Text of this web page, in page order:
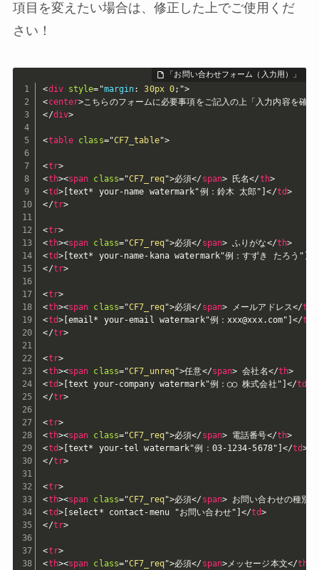
項目を変えたい場合は、修正した上でご使用くだ
さい！
<div style="margin: 30px 0; ">
<center>こちらのフォームに必要事項をご記入の上「入力内容を確
</div>
<table class="CF7_table">
<tr>
<th><span class="CF7_req">必須</ span> 氏名</th>
<td>[text* your-name watermark"例：鈴木 太郎"]</td>
</tr>
<tr>
<th><span class="CF7_req">必須</ span> ふりがな</th>
<td>[text* your-name-kana watermark"例：すずき たろう"]
</tr>
<tr>
<th><span class="CF7_req">必須</ span> メールアドレス</th
<td>[email* your-email watermark"例：xxx@xxx.com"]</td
</tr>
<tr>
<th><span class="CF7_unreq">任意</span> 会社名</th>
<td>[text your-company watermark"例：◯◯ 株式会社"] </td
</tr>
<tr>
<th><span class="CF7_req">必須</ span> 電話番号</th>
<td>[text* your-tel watermark"例：03-1234-5678"]</td>
</tr>
<tr>
<th><span class="CF7_req">必須</ span> お問い合わせの種別
<td>[select* contact-menu "お問い合わせ"] </td>
</tr>
<tr>
<th><span class="CF7_req">必須</ span>メッセージ本文</th